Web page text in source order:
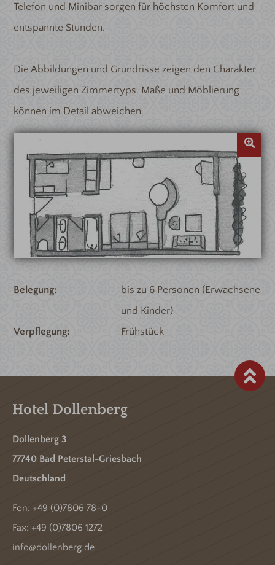
Telefon und Minibar sorgen für höchsten Komfort und
entspannte Stunden.
Die Abbildungen und Grundrisse zeigen den Charakter
des jeweiligen Zimmertyps. Maße und Möblierung
können im Detail abweichen.
Belegung
bis zu 6 Personen (Erwachsene
und Kinder)
Verpflegung
Frühstück
Hotel Dollenberg
Dollenberg 3
77740 Bad Peterstal-Griesbach
Deutschland
Fon: +49 (0)7806 78-0
Fax: +49 (0)7806 1272
info@dollenberg.de